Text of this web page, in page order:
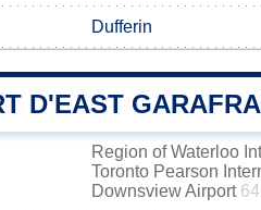
Dufferin
D'EAST
Region of Waterloo
Toronto Pearson
Downsview Airport